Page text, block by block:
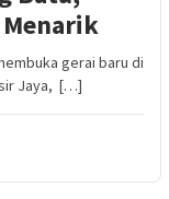
gerai baru di
Jaya, […]